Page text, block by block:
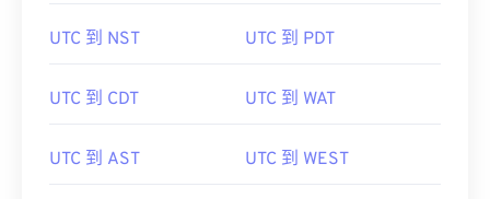
UTC 到 NST UTC 到 PDT
UTC 到 CDT UTC 到 WAT
UTC 到 AST UTC 到 WEST